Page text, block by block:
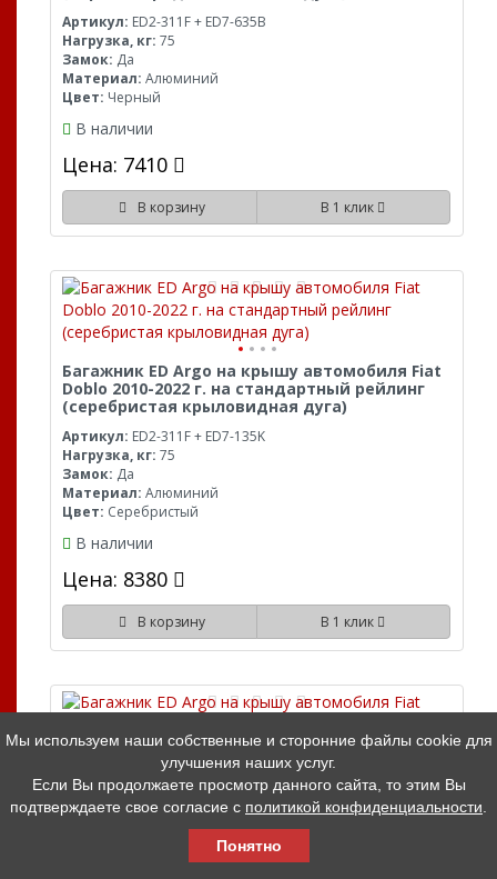
Артикул: ED2-311F + ED7-635B
Нагрузка, кг: 75
Замок: Да
Материал: Алюминий
Цвет: Черный
В наличии
Цена: 7410
В корзину В 1 клик
Багажник ED Argo на крышу автомобиля Fiat
Doblo 2010-2022 г. на стандартный рейлинг
(серебристая крыловидная дуга)
Артикул: ED2-311F + ED7-135K
Нагрузка, кг: 75
Замок: Да
Материал: Алюминий
Цвет: Серебристый
В наличии
Цена: 8380
В корзину В 1 клик
Багажник ED Argo на крышу автомобиля Fiat
Doblo 2010-2022 г. на стандартный рейлинг
(серебристая аэродинамическая дуга)
ED2-311F + ED7-035A
Мы используем наши собственные и сторонние файлы cookie для
улучшения наших услуг.
Если Вы продолжаете просмотр данного сайта, то этим Вы
подтверждаете свое согласие с политикой конфиденциальности
Понятно